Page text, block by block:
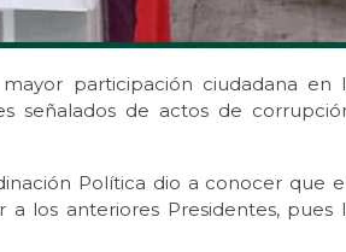
participación ciudadana en
señalados de actos de
Política dio a conocer que
los anteriores Presidentes, pues